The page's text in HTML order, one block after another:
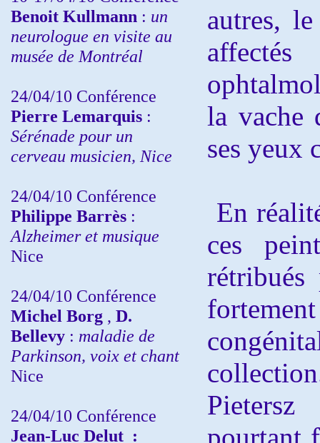
Benoit Kullmann : un
neurologue en visite au
musée de Montréal
24/04/10 Conférence
Pierre Lemarquis :
Sérénade pour un
cerveau musicien, Nice
24/04/10 Conférence
Philippe Barrès :
Alzheimer et musique
Nice
24/04/10 Conférence
Michel Borg , D.
Bellevy : maladie de
Parkinson, voix et chant
Nice
24/04/10 Conférence
Jean-Luc Delut :
autres,
la vache
ses yeux
En
ces
rétribués